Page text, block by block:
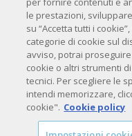
Privacy|Privacy candidati|
Copyright© 2009-2026 QIBIT.
le prestazioni,
su “Accetta tutti i
categorie di cookie sul
avviso, potrai
cookie o altri strumenti
tecnici. Per scegliere le
intendi memorizzare,
cookie". Cookie policy